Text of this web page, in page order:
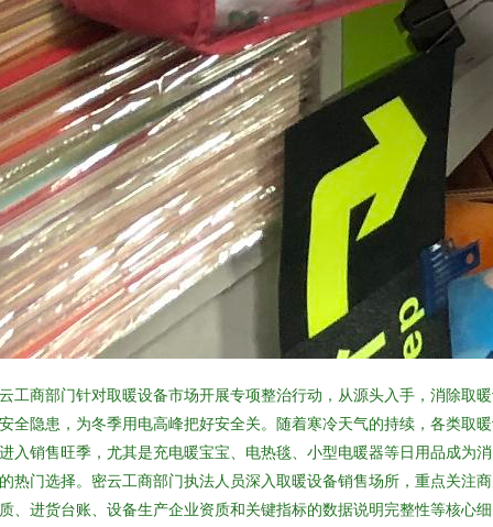
工商部门针对取暖设备市场开展专项整治行动，从源头入手，消除取
全隐患，为冬季用电高峰把好安全关。随着寒冷天气的持续，各类取
入销售旺季，尤其是充电暖宝宝、电热毯、小型电暖器等日用品成为
热门选择。密云工商部门执法人员深入取暖设备销售场所，重点关注
、进货台账、设备生产企业资质和关键指标的数据说明完整性等核心细